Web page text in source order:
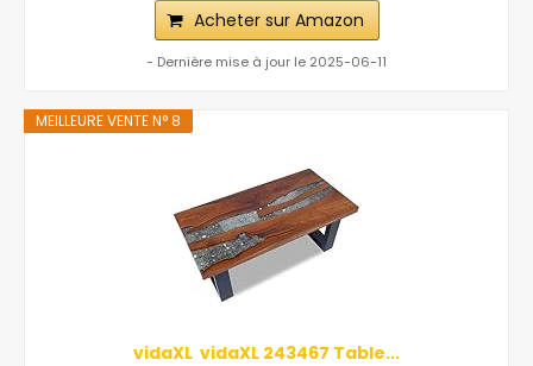
Acheter sur Amazon
- Dernière mise à jour le 2025-06-11
MEILLEURE VENTE N° 8
vidaXL ‎ vidaXL‎ ‎243467 Table...